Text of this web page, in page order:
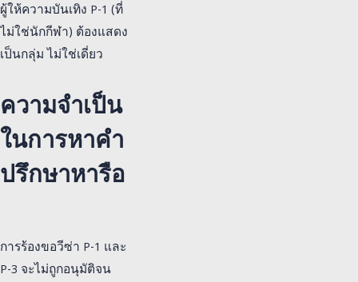
ผู้ให้ความบันเทิง P-1 (ที่
ไม่ใช่นักกีฬา) ต้องแสดง
เป็นกลุ่ม ไม่ใช่เดี่ยว
ความจำเป็น
ในการหาคำ
ปรึกษาหารือ
การร้องขอวีซ่า P-1 และ
P-3 จะไม่ถูกอนุมัติจน